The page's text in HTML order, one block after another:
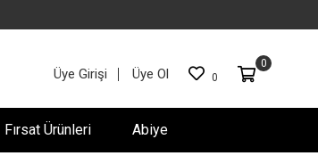
0
0
Üye Girişi Üye Ol
Fırsat Ürünleri Abiye